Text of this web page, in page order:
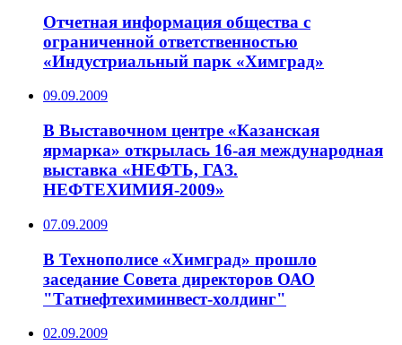
Отчетная информация общества с
ограниченной ответственностью
«Индустриальный парк «Химград»
09.09.2009
В Выставочном центре «Казанская
ярмарка» открылась 16-ая международная
выставка «НЕФТЬ, ГАЗ.
НЕФТЕХИМИЯ-2009»
07.09.2009
В Технополисе «Химград» прошло
заседание Совета директоров ОАО
"Татнефтехиминвест-холдинг"
02.09.2009